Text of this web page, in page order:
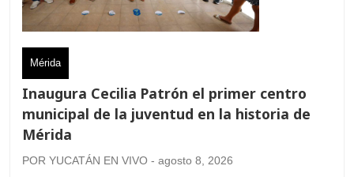
Mérida
Inaugura Cecilia Patrón el primer centro
municipal de la juventud en la historia de
Mérida
POR YUCATÁN EN VIVO - agosto 8, 2026